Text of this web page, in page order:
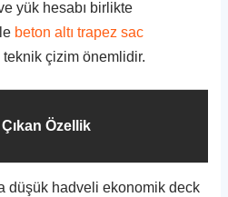
yük hesabı birlikte
beton altı trapez sac
çizim önemlidir.
Özellik
düşük hadveli ekonomik deck